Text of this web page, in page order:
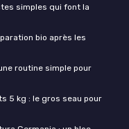
simples qui font la
bio après les
routine simple pour
5 kg : le gros seau pour